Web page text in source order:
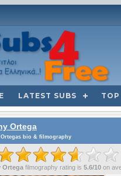
LATEST SUBS TOP
Ortega
Ortegas bio & filmography
Ortega filmography rating is 5.6/10 on